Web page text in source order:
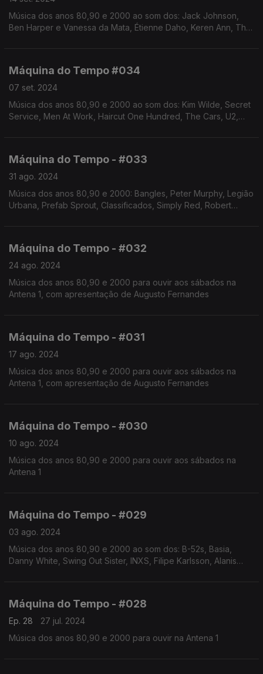
Música dos anos 80,90 e 2000 ao som dos: Jack Johnson,
Ben Harper e Vanessa da Mata, Étienne Daho, Keren Ann, The
Máquina do Tempo #034
07 set. 2024
Música dos anos 80,90 e 2000 ao som dos: Kim Wilde, Secret
Service, Men At Work, Haircut One Hundred, The Cars, U2,
Máquina do Tempo - #033
31 ago. 2024
Música dos anos 80,90 e 2000: Bangles, Peter Murphy, Legião
Urbana, Prefab Sprout, Classificados, Simply Red, Robert
Máquina do Tempo - #032
24 ago. 2024
Música dos anos 80,90 e 2000 para ouvir aos sábados na
Antena 1, com apresentação de Augusto Fernandes
Máquina do Tempo - #031
17 ago. 2024
Música dos anos 80,90 e 2000 para ouvir aos sábados na
Antena 1, com apresentação de Augusto Fernandes
Máquina do Tempo - #030
10 ago. 2024
Música dos anos 80,90 e 2000 para ouvir aos sábados na
Antena 1
Máquina do Tempo - #029
03 ago. 2024
Música dos anos 80,90 e 2000 ao som dos: B-52s, Basia,
Danny White, Swing Out Sister, INXS, Filipe Karlsson, Alanis
Máquina do Tempo - #028
Ep. 28
27 jul. 2024
Música dos anos 80,90 e 2000 para ouvir na Antena 1